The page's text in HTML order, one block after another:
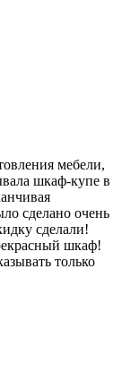
мебели,
шкаф-купе в
сделано очень
сделали!
шкаф!
только